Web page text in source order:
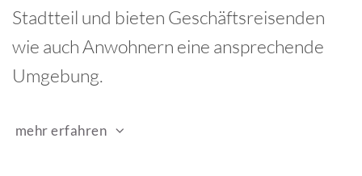
Stadtteil und bieten Geschäftsreisenden
wie auch Anwohnern eine ansprechende
Umgebung.
mehr erfahren